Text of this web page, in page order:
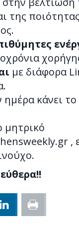
της
με διάφορα
ημέρα κάνει το
μητρικό
,